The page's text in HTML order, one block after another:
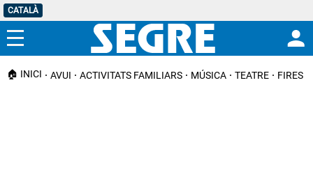
CATALÀ
Menú
🏠 INICI AVUI ACTIVITATS FAMILIARS MÚSICA TEATRE FIRES I